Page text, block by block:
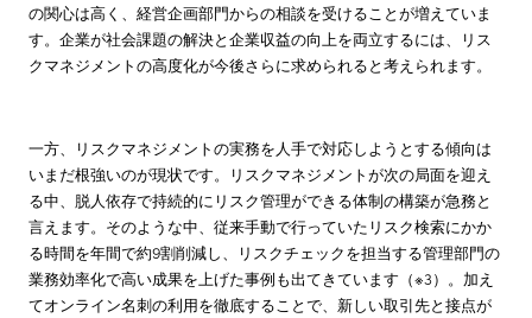
の関心は高く、経営企画部門からの相談を受けることが増えていま
す。企業が社会課題の解決と企業収益の向上を両立するには、リス
クマネジメントの高度化が今後さらに求められると考えられます。
一方、リスクマネジメントの実務を人手で対応しようとする傾向は
いまだ根強いのが現状です。リスクマネジメントが次の局面を迎え
る中、脱人依存で持続的にリスク管理ができる体制の構築が急務と
言えます。そのような中、従来手動で行っていたリスク検索にかか
る時間を年間で約9割削減し、リスクチェックを担当する管理部門の
業務効率化で高い成果を上げた事例も出てきています（※3）。加え
てオンライン名刺の利用を徹底することで、新しい取引先と接点が